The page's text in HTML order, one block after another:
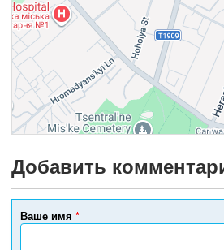
Добавить
Ваше имя *